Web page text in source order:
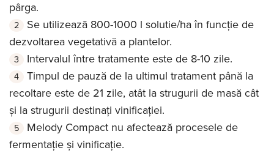
pârga.
Se utilizează 800-1000 l solutie/ha în funcție de
dezvoltarea vegetativă a plantelor.
Intervalul între tratamente este de 8-10 zile.
Timpul de pauză de la ultimul tratament până la
recoltare este de 21 zile, atât la strugurii de masă cât
și la strugurii destinați vinificației.
Melody Compact nu afectează procesele de
fermentație și vinificație.